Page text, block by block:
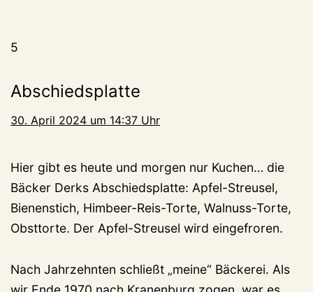
5
Abschiedsplatte
30. April 2024 um 14:37 Uhr
Hier gibt es heute und morgen nur Kuchen… die
Bäcker Derks Abschiedsplatte: Apfel-Streusel,
Bienenstich, Himbeer-Reis-Torte, Walnuss-Torte,
Obsttorte. Der Apfel-Streusel wird eingefroren.
Nach Jahrzehnten schließt „meine“ Bäckerei. Als